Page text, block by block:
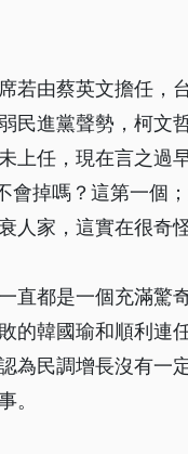
若由蔡英文擔任，
民進黨聲勢，柯文
上任，現在言之過
會掉嗎？這第一個
人家，這實在很奇怪
直都是一個充滿驚
的韓國瑜和順利連
為民調增長沒有一
。